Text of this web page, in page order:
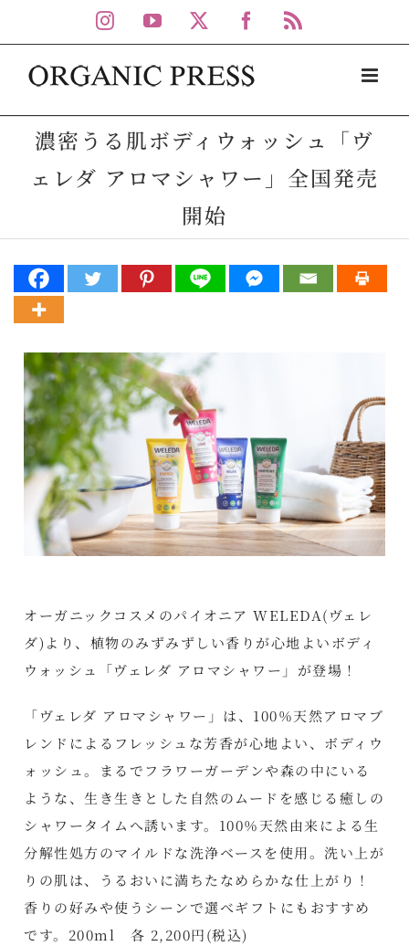
to
content
Instagram
YouTube Facebook
濃密うる肌ボディウォッシュ「ヴ
ェレダ アロマシャワー」全国発売
開始
オーガニックコスメのパイオニア WELEDA(ヴェレ
ダ)より、植物のみずみずしい香りが心地よいボディ
ウォッシュ「ヴェレダ アロマシャワー」が登場！
「ヴェレダ アロマシャワー」は、100％天然アロマブ
レンドによるフレッシュな芳香が心地よい、ボディウ
ォッシュ。まるでフラワーガーデンや森の中にいる
ような、生き生きとした自然のムードを感じる癒しの
シャワータイムへ誘います。100％天然由来による生
分解性処方のマイルドな洗浄ベースを使用。洗い上が
りの肌は、うるおいに満ちたなめらかな仕上がり！
香りの好みや使うシーンで選べギフトにもおすすめ
です。200ml 各 2,200円(税込)